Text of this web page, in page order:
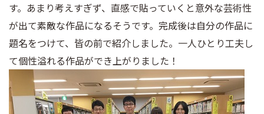
す。あまり考えすぎず、直感で貼っていくと意外な芸術性
が出て素敵な作品になるそうです。完成後は自分の作品に
題名をつけて、皆の前で紹介しました。一人ひとり工夫し
て個性溢れる作品ができ上がりました！